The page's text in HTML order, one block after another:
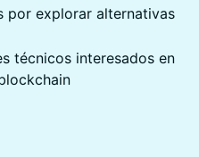
por explorar alternativas
técnicos interesados en